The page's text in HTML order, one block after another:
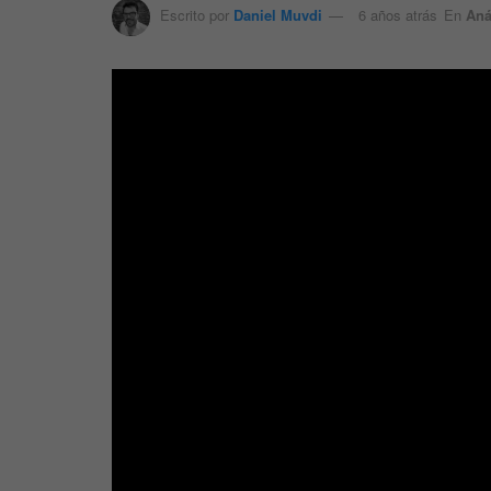
Escrito por Daniel Muvdi 6 años atrás En